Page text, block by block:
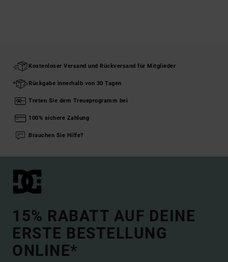
Kostenloser Versand und Rückversand für Mitglieder
Rückgabe innerhalb von 30 Tagen
Treten Sie dem Treueprogramm bei
100% sichere Zahlung
Brauchen Sie Hilfe?
15% RABATT AUF DEINE
ERSTE BESTELLUNG
ONLINE*